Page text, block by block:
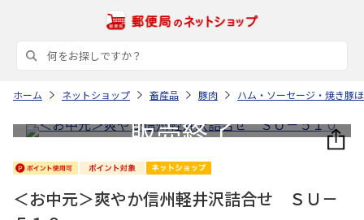
ホーム ネットショップ 畜産品 豚肉 ハム・ソーセージ・焼き豚
＜お中元＞爽やか信州軽井沢詰合せ ＳＵ－